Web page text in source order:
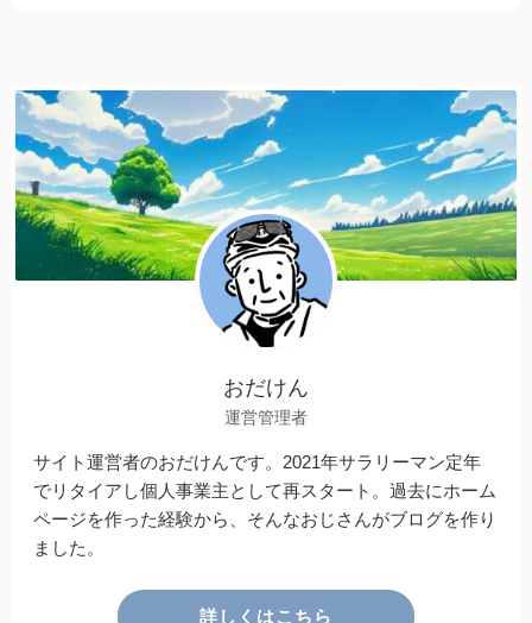
おだけん
運営管理者
サイト運営者のおだけんです。2021年サラリーマン定年
でリタイアし個人事業主として再スタート。過去にホーム
ページを作った経験から、そんなおじさんがブログを作り
ました。
詳しくはこちら